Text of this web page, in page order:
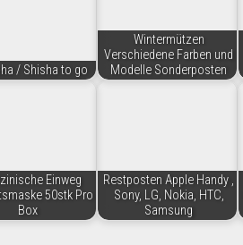
/ Shisha to go
Wintermützen
Verschiedene Farben und
Modelle Sonderposten
Einweg
50stk Pro
Box
Restposten Apple Handy ,
Sony, LG, Nokia, HTC,
Samsung